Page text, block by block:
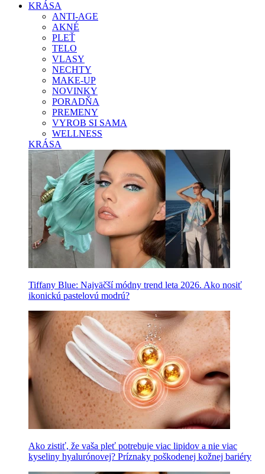
KRÁSA
ANTI-AGE
AKNÉ
PLEŤ
TELO
VLASY
NECHTY
MAKE-UP
NOVINKY
PORADŇA
PREMENY
VYROB SI SAMA
WELLNESS
KRÁSA
Tiffany Blue: Najväčší módny trend leta 2026. Ako nosiť
ikonickú pastelovú modrú?
Ako zistiť, že vaša pleť potrebuje viac lipidov a nie viac
kyseliny hyalurónovej? Príznaky poškodenej kožnej bariéry